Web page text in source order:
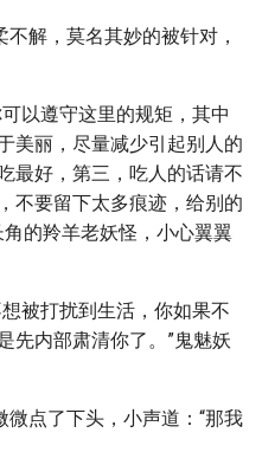
解，莫名其妙的被针对，
以遵守这里的规矩，其中
美丽，尽量减少引起别人的
最好，第三，吃人的话请不
不要留下太多痕迹，给别的
角的羚羊老妖怪，小心翼翼
被打扰到生活，你如果不
先内部肃清你了。”鬼魅妖
微点了下头，小声道：“那我